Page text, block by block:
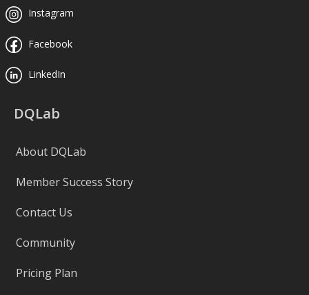
Instagram
Facebook
LinkedIn
DQLab
About DQLab
Member Success Story
Contact Us
Community
Pricing Plan